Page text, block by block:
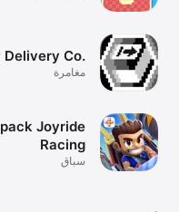
Delivery Co.
مغامرة
Joyride
Racing
سباق